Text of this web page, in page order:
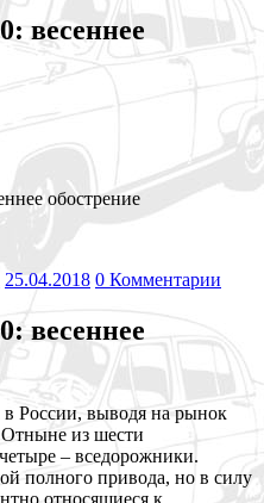
весеннее
обострение
25.04.2018 0 Комментарии
весеннее
России, выводя на рынок
из шести
– вседорожники.
полного привода, но в силу
относящиеся к